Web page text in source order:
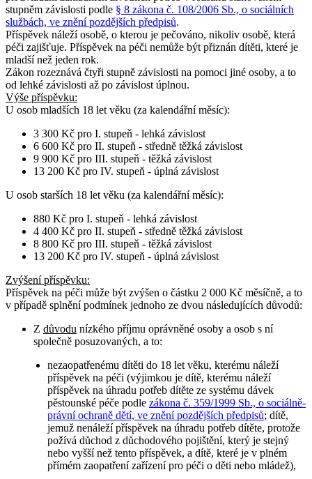
stupněm závislosti podle § 8 zákona č. 108/2006 Sb., o sociálních
službách, ve znění pozdějších předpisů.
Příspěvek náleží osobě, o kterou je pečováno, nikoliv osobě, která
péči zajišťuje. Příspěvek na péči nemůže být přiznán dítěti, které je
mladší než jeden rok.
Zákon rozeznává čtyři stupně závislosti na pomoci jiné osoby, a to
od lehké závislosti až po závislost úplnou.
Výše příspěvku:
U osob mladších 18 let věku (za kalendářní měsíc):
3 300 Kč pro I. stupeň - lehká závislost
6 600 Kč pro II. stupeň - středně těžká závislost
9 900 Kč pro III. stupeň - těžká závislost
13 200 Kč pro IV. stupeň - úplná závislost
U osob starších 18 let věku (za kalendářní měsíc):
880 Kč pro I. stupeň - lehká závislost
4 400 Kč pro II. stupeň - středně těžká závislost
8 800 Kč pro III. stupeň - těžká závislost
13 200 Kč pro IV. stupeň - úplná závislost
Zvýšení příspěvku:
Příspěvek na péči může být zvýšen o částku 2 000 Kč měsíčně, a to
v případě splnění podmínek jednoho ze dvou následujících důvodů:
Z důvodu nízkého příjmu oprávněné osoby a osob s ní
společně posuzovaných, a to:
nezaopatřenému dítěti do 18 let věku, kterému náleží
příspěvek na péči (výjimkou je dítě, kterému náleží
příspěvek na úhradu potřeb dítěte ze systému dávek
pěstounské péče podlezákona č. 359/1999 Sb., o sociálně-
právní ochraně dětí, ve znění pozdějších předpisů; dítě,
jemuž nenáleží příspěvek na úhradu potřeb dítěte, protože
požívá důchod z důchodového pojištění, který je stejný
nebo vyšší než tento příspěvek, a dítě, které je v plném
přímém zaopatření zařízení pro péči o děti nebo mládež),